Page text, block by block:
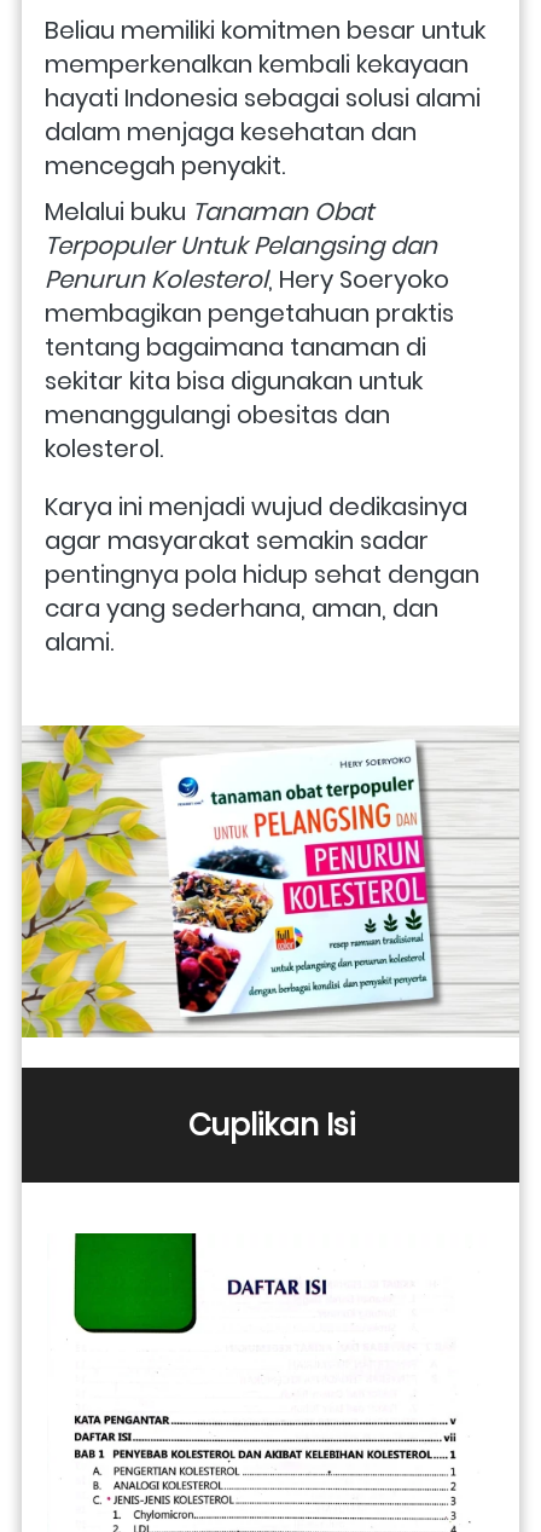
Beliau memiliki komitmen besar untuk
memperkenalkan kembali kekayaan
hayati Indonesia sebagai solusi alami
dalam menjaga kesehatan dan
mencegah penyakit.
Melalui buku Tanaman Obat
Terpopuler Untuk Pelangsing dan
Penurun Kolesterol, Hery Soeryoko
membagikan pengetahuan praktis
tentang bagaimana tanaman di
sekitar kita bisa digunakan untuk
menanggulangi obesitas dan
kolesterol.
Karya ini menjadi wujud dedikasinya
agar masyarakat semakin sadar
pentingnya pola hidup sehat dengan
cara yang sederhana, aman, dan
alami.
Cuplikan Isi